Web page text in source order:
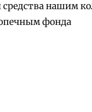
нашим
фонда